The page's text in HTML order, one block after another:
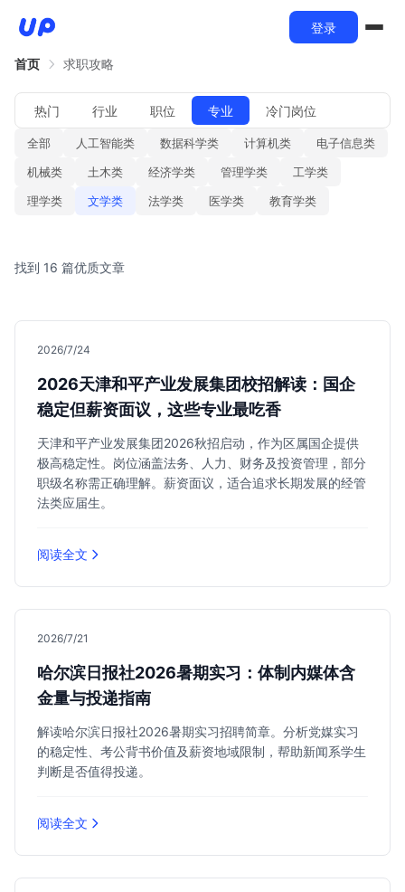
登录
首页 求职攻略
热门 行业 职位 专业 冷门岗位
全部 人工智能类 数据科学类 计算机类
电子信息类
机械类
土木类 经济学类 管理学类
工学类
理学类
文学类 法学类 医学类 教育学类
找到 16 篇优质文章
2026/7/24
2026天津和平产业发展集团校招解读：国企
稳定但薪资面议，这些专业最吃香
天津和平产业发展集团2026秋招启动，作为区属国企提供
极高稳定性。岗位涵盖法务、人力、财务及投资管理，部分
职级名称需正确理解。薪资面议，适合追求长期发展的经管
法类应届生。
阅读全文
2026/7/21
哈尔滨日报社2026暑期实习：体制内媒体含
金量与投递指南
解读哈尔滨日报社2026暑期实习招聘简章。分析党媒实习
的稳定性、考公背书价值及薪资地域限制，帮助新闻系学生
判断是否值得投递。
阅读全文